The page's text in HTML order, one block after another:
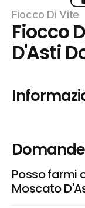
Fiocco Di Vite
Fiocco
D'Asti
Posso farmi
Moscato